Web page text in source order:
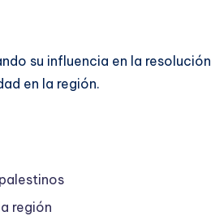
su influencia en la resolución
en la región.
región